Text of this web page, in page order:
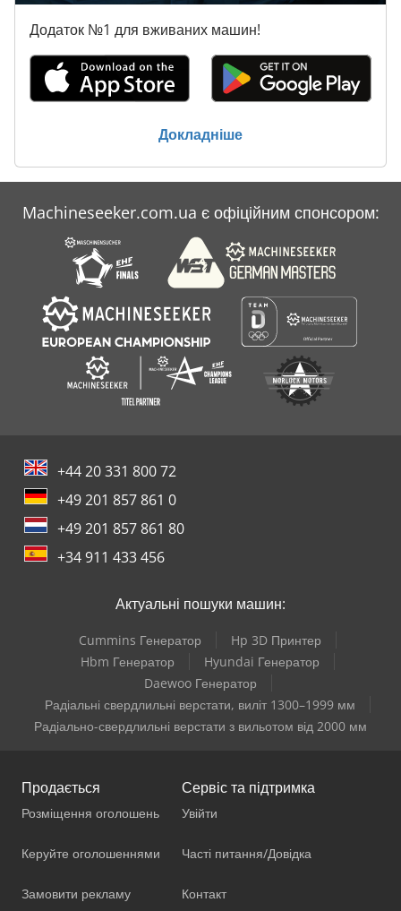
Додаток №1 для вживаних машин!
Докладніше
Machineseeker.com.ua є офіційним спонсором:
+44 20 331 800 72
+49 201 857 861 0
+49 201 857 861 80
+34 911 433 456
Актуальні пошуки машин:
Cummins Генератор
Hp 3D Принтер
Hbm Генератор
Hyundai Генератор
Daewoo Генератор
Радіальні свердлильні верстати, виліт 1300–1999 мм
Радіально-свердлильні верстати з вильотом від 2000 мм
Продається
Розміщення оголошень
Керуйте оголошеннями
Замовити рекламу
Сервіс та підтримка
Увійти
Часті питання/Довідка
Контакт